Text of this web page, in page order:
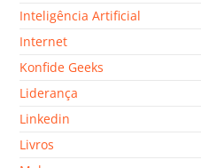
Inteligência Artificial
Internet
Konfide Geeks
Liderança
Linkedin
Livros